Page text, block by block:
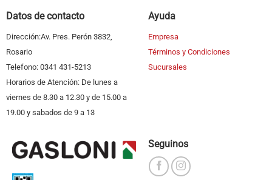
Datos de contacto
Dirección:Av. Pres. Perón 3832,
Rosario
Telefono: 0341 431-5213
Horarios de Atención: De lunes a
viernes de 8.30 a 12.30 y de 15.00 a
19.00 y sabados de 9 a 13
Ayuda
Empresa
Términos y Condiciones
Sucursales
Seguinos